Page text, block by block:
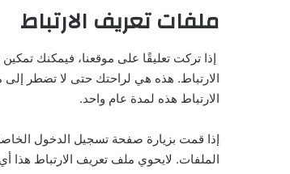
ملفات تعريف الارتباط
إذا تركت تعليقًا على موقعنا، فيمكنك
الارتباط. هذه هي لراحتك حتى لا تضطر
الارتباط هذه لمدة عام واحد.
إذا قمت بزيارة صفحة تسجيل الدخول
الملفات. لايحوي ملف تعريف الارتباط هذا